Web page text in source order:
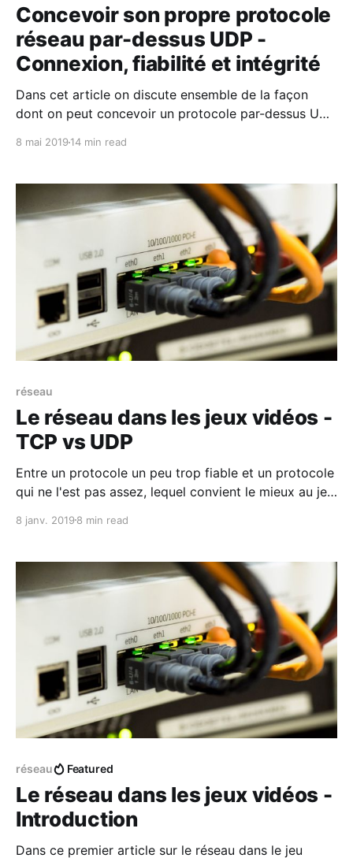
Concevoir son propre protocole
réseau par-dessus UDP -
Connexion, fiabilité et intégrité
Dans cet article on discute ensemble de la façon
dont on peut concevoir un protocole par-dessus UDP
8 mai 2019 14 min read
réseau
Le réseau dans les jeux vidéos -
TCP vs UDP
Entre un protocole un peu trop fiable et un protocole
qui ne l'est pas assez, lequel convient le mieux au jeu
8 janv. 2019 8 min read
réseau Featured
Le réseau dans les jeux vidéos -
Introduction
Dans ce premier article sur le réseau dans le jeu